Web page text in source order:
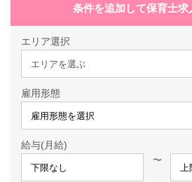
条件を追加して保育士求
エリア選択
エリアを選ぶ
雇用形態
給与(月給)
〜